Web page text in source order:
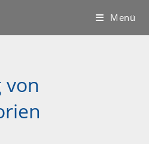
Menü
von